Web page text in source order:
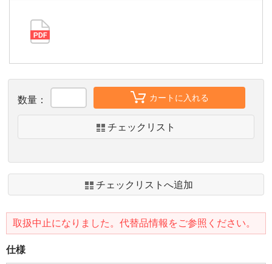
数量： カートに入れる
チェックリスト
チェックリストへ追加
取扱中止になりました。代替品情報をご参照ください。
仕様